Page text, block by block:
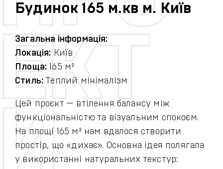
Будинок 165 м.кв м. Київ
Загальна інформація:
Локація: Київ
Площа: 165 м²
Стиль: Теплий мінімалізм
Цей проєкт — втілення балансу між
функціональністю та візуальним спокоєм.
На площі 165 м² нам вдалося створити
простір, що «дихає». Основна ідея полягала
у використанні натуральних текстур: